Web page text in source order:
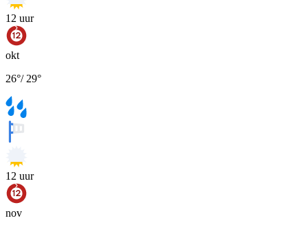
12 uur
okt
26°/ 29°
12 uur
nov